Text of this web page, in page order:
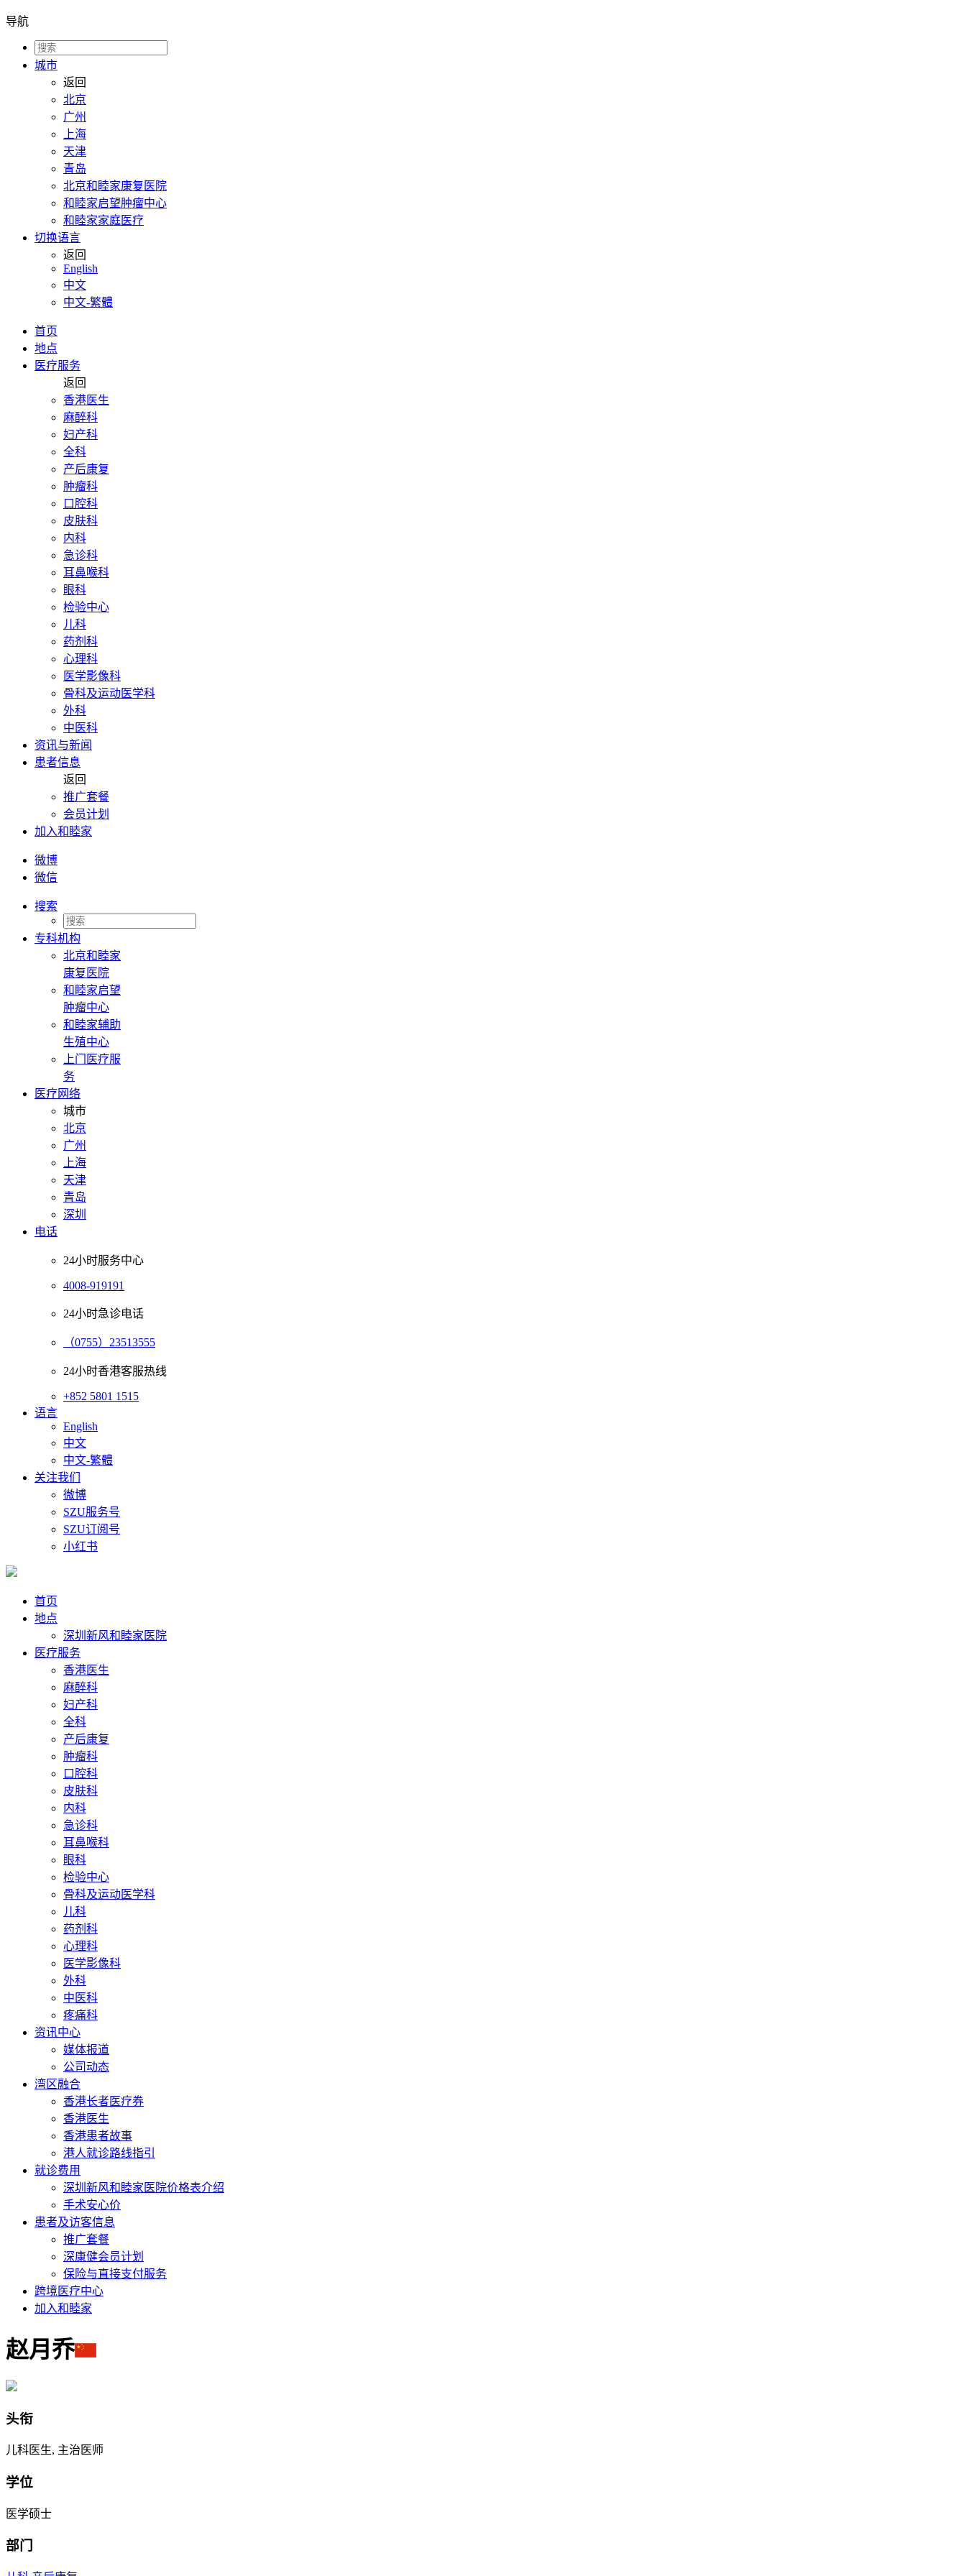
导航
城市
返回
北京
广州
上海
天津
青岛
北京和睦家康复医院
和睦家启望肿瘤中心
和睦家家庭医疗
切换语言
返回
English
中文
中文-繁體
首页
地点
医疗服务
返回
香港医生
麻醉科
妇产科
全科
产后康复
肿瘤科
口腔科
皮肤科
内科
急诊科
耳鼻喉科
眼科
检验中心
儿科
药剂科
心理科
医学影像科
骨科及运动医学科
外科
中医科
资讯与新闻
患者信息
返回
推广套餐
会员计划
加入和睦家
微博
微信
搜索
专科机构
北京和睦家
康复医院
和睦家启望
肿瘤中心
和睦家辅助
生殖中心
上门医疗服
务
医疗网络
城市
北京
广州
上海
天津
青岛
深圳
电话
24小时服务中心
4008-919191
24小时急诊电话
（0755）23513555
24小时香港客服热线
+852 5801 1515
语言
English
中文
中文-繁體
关注我们
微博
SZU服务号
SZU订阅号
小红书
首页
地点
深圳新风和睦家医院
医疗服务
香港医生
麻醉科
妇产科
全科
产后康复
肿瘤科
口腔科
皮肤科
内科
急诊科
耳鼻喉科
眼科
检验中心
骨科及运动医学科
儿科
药剂科
心理科
医学影像科
外科
中医科
疼痛科
资讯中心
媒体报道
公司动态
湾区融合
香港长者医疗券
香港医生
香港患者故事
港人就诊路线指引
就诊费用
深圳新风和睦家医院价格表介绍
手术安心价
患者及访客信息
推广套餐
深康健会员计划
保险与直接支付服务
跨境医疗中心
加入和睦家
赵月乔
头衔
儿科医生, 主治医师
学位
医学硕士
部门